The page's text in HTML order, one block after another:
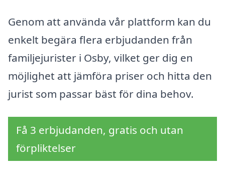
Genom att använda vår plattform kan du
enkelt begära flera erbjudanden från
familjejurister i Osby, vilket ger dig en
möjlighet att jämföra priser och hitta den
jurist som passar bäst för dina behov.
Få 3 erbjudanden, gratis och utan
förpliktelser